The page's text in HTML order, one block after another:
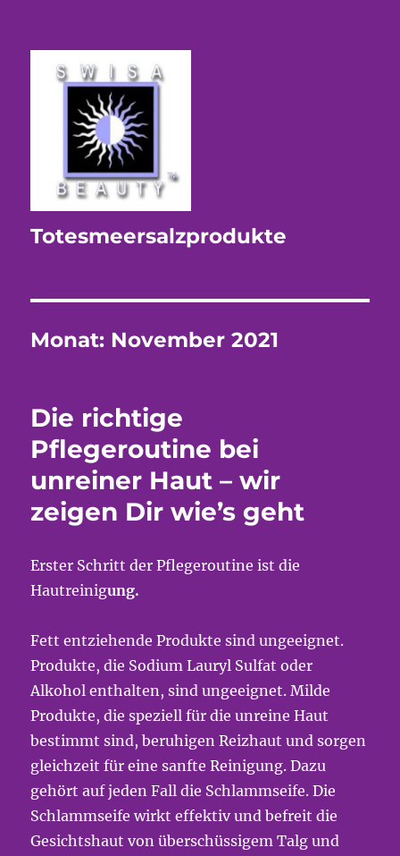
Totesmeersalzprodukte
Monat: November 2021
Die richtige
Pflegeroutine bei
unreiner Haut – wir
zeigen Dir wie’s geht
Erster Schritt der Pflegeroutine ist die
Hautreinigung.
Fett entziehende Produkte sind ungeeignet.
Produkte, die Sodium Lauryl Sulfat oder
Alkohol enthalten, sind ungeeignet. Milde
Produkte, die speziell für die unreine Haut
bestimmt sind, beruhigen Reizhaut und sorgen
gleichzeit für eine sanfte Reinigung. Dazu
gehört auf jeden Fall die Schlammseife. Die
Schlammseife wirkt effektiv und befreit die
Gesichtshaut von überschüssigem Talg und